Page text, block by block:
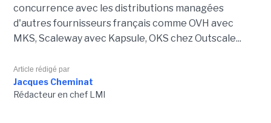
concurrence avec les distributions managées
d'autres fournisseurs français comme OVH avec
MKS, Scaleway avec Kapsule, OKS chez Outscale...
Article rédigé par
Jacques Cheminat
Rédacteur en chef LMI